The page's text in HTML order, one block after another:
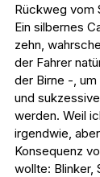
Rückweg vom
Ein silbernes
zehn,
der Fahrer
der Birne -,
und
werden. Weil
irgendwie,
Konsequenz
wollte: Blinker,